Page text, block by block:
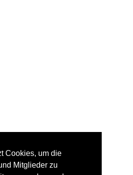
Cookies, um die
Mitglieder zu